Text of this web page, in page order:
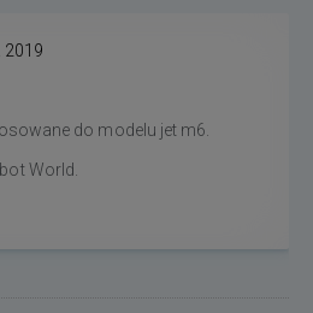
2019
do modelu jet m6.
World.